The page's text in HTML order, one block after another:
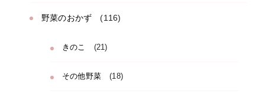
野菜のおかず (116)
きのこ (21)
その他野菜 (18)